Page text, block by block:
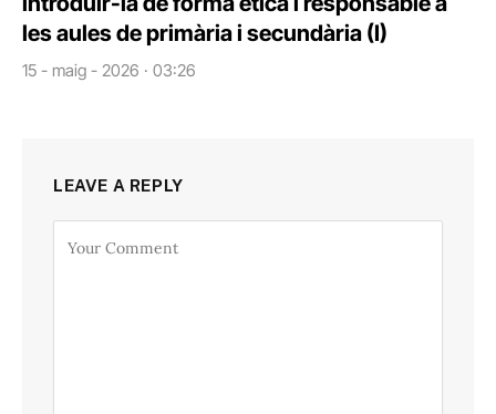
les aules de primària i secundària (I)
15 - maig - 2026 · 03:26
LEAVE A REPLY